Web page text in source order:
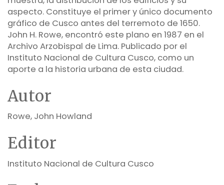
aspecto. Constituye el primer y único documento
gráfico de Cusco antes del terremoto de 1650.
John H. Rowe, encontró este plano en 1987 en el
Archivo Arzobispal de Lima. Publicado por el
Instituto Nacional de Cultura Cusco, como un
aporte a la historia urbana de esta ciudad.
Autor
Rowe, John Howland
Editor
Instituto Nacional de Cultura Cusco